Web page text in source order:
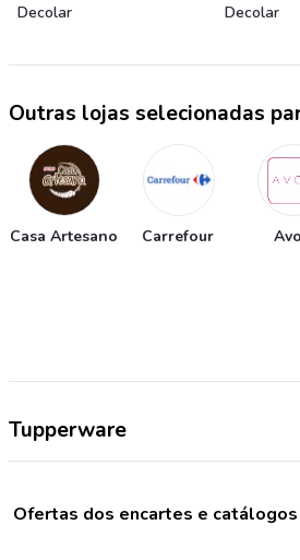
Decolar Decolar
Outras lojas selecionadas
Casa Artesano Carrefour
Tupperware
Ofertas dos encartes e